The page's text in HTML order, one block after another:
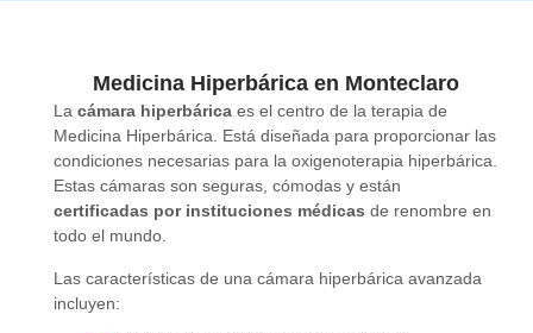
Medicina Hiperbárica en Monteclaro
La cámara hiperbárica es el centro de la terapia de
Medicina Hiperbárica. Está diseñada para proporcionar las
condiciones necesarias para la oxigenoterapia hiperbárica.
Estas cámaras son seguras, cómodas y están
certificadas por instituciones médicas de renombre en
todo el mundo.
Las características de una cámara hiperbárica avanzada
incluyen: